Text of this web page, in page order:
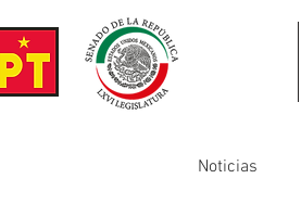
Noticias